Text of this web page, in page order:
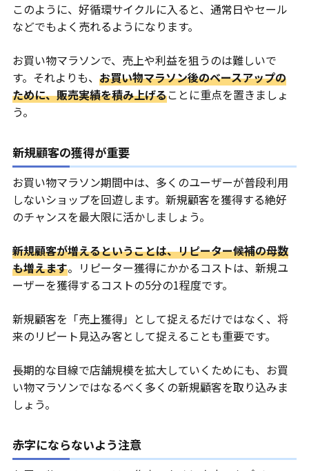
このように、好循環サイクルに入ると、通常日やセール
などでもよく売れるようになります。
お買い物マラソンで、売上や利益を狙うのは難しいで
す。それよりも、お買い物マラソン後のベースアップの
ために、販売実績を積み上げることに重点を置きましょ
う。
新規顧客の獲得が重要
お買い物マラソン期間中は、多くのユーザーが普段利用
しないショップを回遊します。新規顧客を獲得する絶好
のチャンスを最大限に活かしましょう。
新規顧客が増えるということは、リピーター候補の母数
も増えます。リピーター獲得にかかるコストは、新規ユ
ーザーを獲得するコストの5分の1程度です。
新規顧客を「売上獲得」として捉えるだけではなく、将
来のリピート見込み客として捉えることも重要です。
長期的な目線で店舗規模を拡大していくためにも、お買
い物マラソンではなるべく多くの新規顧客を取り込みま
しょう。
赤字にならないよう注意